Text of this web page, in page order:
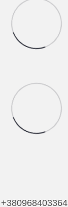
+380968403364